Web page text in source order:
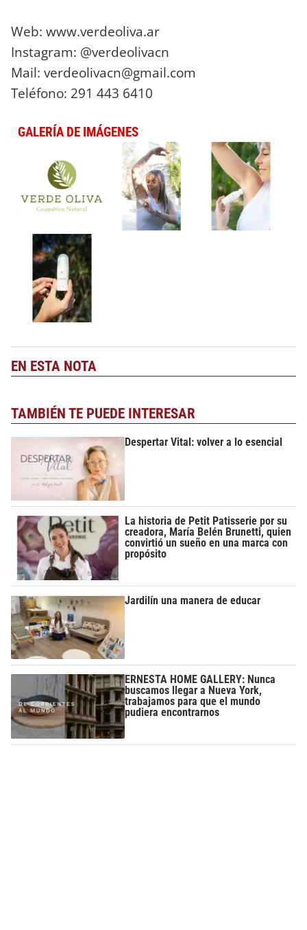
Web: www.verdeoliva.ar
Instagram: @verdeolivacn
Mail: verdeolivacn@gmail.com
Teléfono: 291 443 6410
GALERÍA DE IMÁGENES
EN ESTA NOTA
TAMBIÉN TE PUEDE INTERESAR
Despertar Vital: volver a lo esencial
La historia de Petit Patisserie por su
creadora, María Belén Brunetti, quien
convirtió un sueño en una marca con
propósito
Jardilín una manera de educar
ERNESTA HOME GALLERY: Nunca
buscamos llegar a Nueva York,
trabajamos para que el mundo
pudiera encontrarnos